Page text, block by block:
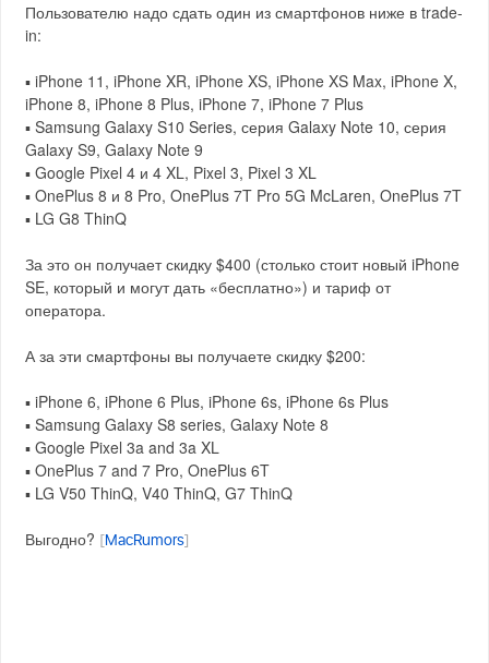
Пользователю надо сдать один из смартфонов ниже в trade-
in:
▪️ iPhone 11, iPhone XR, iPhone XS, iPhone XS Max, iPhone X,
iPhone 8, iPhone 8 Plus, iPhone 7, iPhone 7 Plus
▪️ Samsung Galaxy S10 Series, серия Galaxy Note 10, серия
Galaxy S9, Galaxy Note 9
▪️ Google Pixel 4 и 4 XL, Pixel 3, Pixel 3 XL
▪️ OnePlus 8 и 8 Pro, OnePlus 7T Pro 5G McLaren, OnePlus 7T
▪️ LG G8 ThinQ
За это он получает скидку $400 (столько стоит новый iPhone
SE, который и могут дать «бесплатно») и тариф от
оператора.
А за эти смартфоны вы получаете скидку $200:
▪️ iPhone 6, iPhone 6 Plus, iPhone 6s, iPhone 6s Plus
▪️ Samsung Galaxy S8 series, Galaxy Note 8
▪️ Google Pixel 3a and 3a XL
▪️ OnePlus 7 and 7 Pro, OnePlus 6T
▪️ LG V50 ThinQ, V40 ThinQ, G7 ThinQ
Выгодно? MacRumors